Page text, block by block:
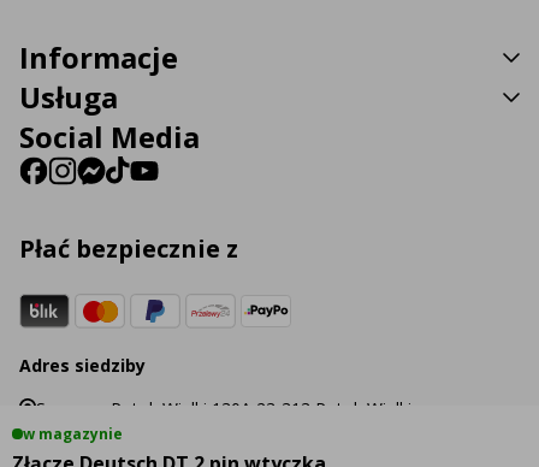
w magazynie
Informacje
Usługa
Social Media
Płać bezpiecznie z
Adres siedziby
Sp. z o.o. Potok Wielki 130A 23-313 Potok Wielki